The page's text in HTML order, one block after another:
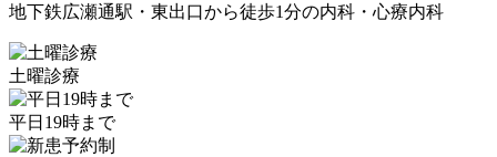
地下鉄広瀬通駅・東出口から徒歩1分の内科・心療内科
土曜診療
平日19時まで